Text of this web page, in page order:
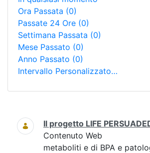
Ora Passata (0)
Passate 24 Ore (0)
Settimana Passata (0)
Mese Passato (0)
Anno Passato (0)
Intervallo Personalizzato…
Ricerca
Il progetto LIFE
Contenuto Web
metaboliti e di BPA e